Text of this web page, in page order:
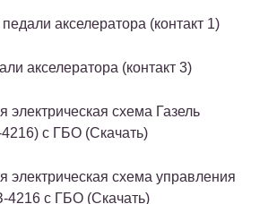
акселератора (контакт 1)
акселератора (контакт 3)
электрическая схема Газель
с ГБО (Скачать)
электрическая схема управления
4216 с ГБО (Скачать)